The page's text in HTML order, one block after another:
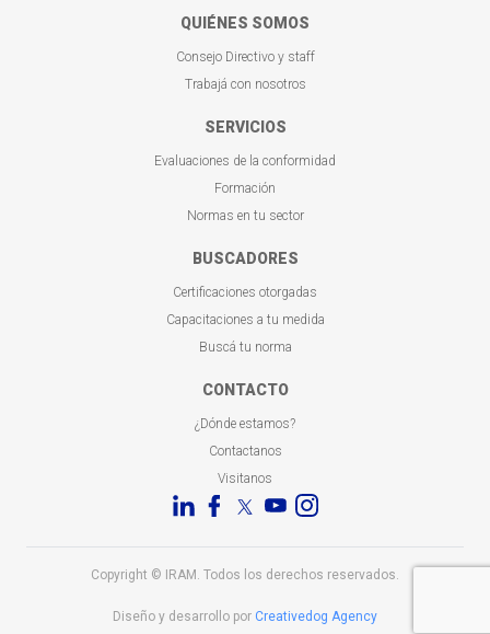
QUIÉNES SOMOS
Consejo Directivo y staff
Trabajá con nosotros
SERVICIOS
Evaluaciones de la conformidad
Formación
Normas en tu sector
BUSCADORES
Certificaciones otorgadas
Capacitaciones a tu medida
Buscá tu norma
CONTACTO
¿Dónde estamos?
Contactanos
Visitanos
Copyright © IRAM. Todos los derechos reservados.
Diseño y desarrollo por Creativedog Agency